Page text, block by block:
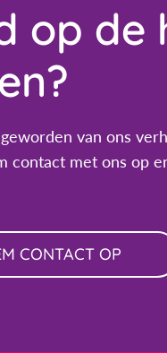
op de
van ons
contact met ons op
CONTACT OP